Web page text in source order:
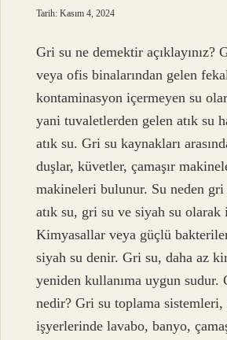
Tarih: Kasım 4, 2024
Gri su ne demektir açıklayınız?
veya ofis binalarından gelen
kontaminasyon içermeyen su
yani tuvaletlerden gelen atık su
atık su. Gri su kaynakları
duşlar, küvetler, çamaşır
makineleri bulunur. Su neden gri
atık su, gri su ve siyah su olarak
Kimyasallar veya güçlü
siyah su denir. Gri su, daha az
yeniden kullanıma uygun sudur.
nedir? Gri su toplama sistemleri,
işyerlerinde lavabo, banyo,